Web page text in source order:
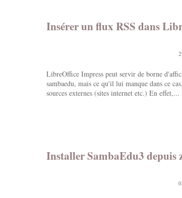
Insérer un flux RSS dans
LibreOffice Impress peut servir de borne
sambaedu, mais ce qu'il lui manque dans ce
sources externes (sites internet etc.) En effet,...
Installer SambaEdu3 depuis